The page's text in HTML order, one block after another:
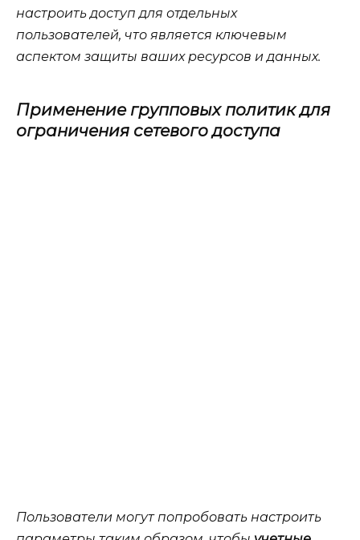
настроить доступ для отдельных
пользователей, что является ключевым
аспектом защиты ваших ресурсов и данных.
Применение групповых политик для
ограничения сетевого доступа
Пользователи могутпопробовать настроить